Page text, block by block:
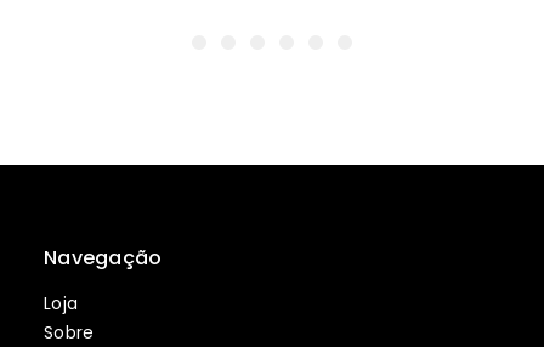
Navegação
Loja
Sobre